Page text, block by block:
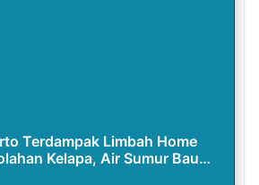
Terdampak Limbah Home
Kelapa, Air Sumur Bau